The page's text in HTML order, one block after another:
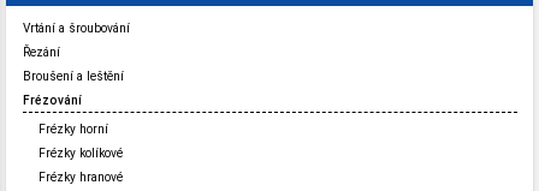
Vrtání a šroubování
Řezání
Broušení a leštění
Frézování
Frézky horní
Frézky kolíkové
Frézky hranové